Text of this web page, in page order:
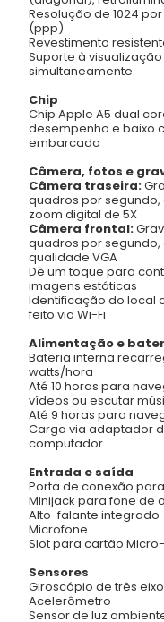
Resolução de 1024
(ppp)
Revestimento
Suporte à
simultaneamente
Chip
Chip Apple A5 dual
desempenho e baixo
embarcado
Câmera, fotos e
Câmera traseira:
quadros por
zoom digital de 5X
Câmera frontal:
quadros por
qualidade VGA
Dê um toque para
imagens estáticas
Identificação do local
feito via Wi-Fi
Alimentação e
Bateria interna
watts/hora
Até 10 horas para
vídeos ou escutar
Até 9 horas para
Carga via adaptador
computador
Entrada e saída
Porta de conexão
Minijack para fone de
Alto-falante integrado
Microfone
Slot para cartão
Sensores
Giroscópio de três
Acelerômetro
Sensor de luz